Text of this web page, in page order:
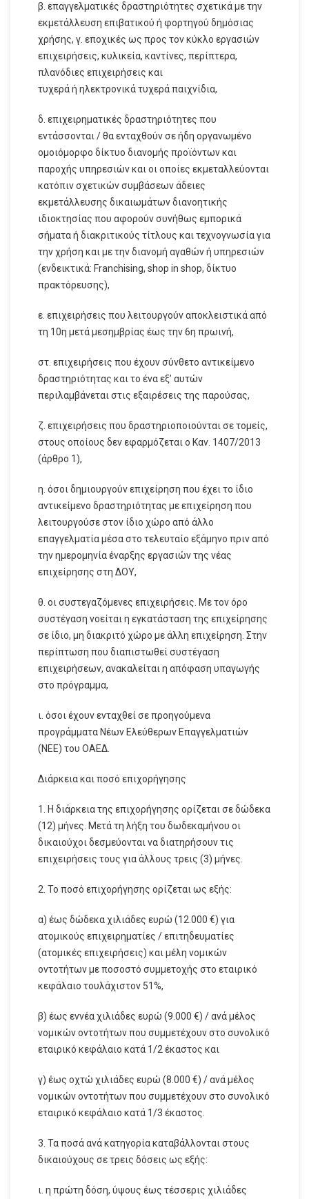
β. επαγγελματικές δραστηριότητες σχετικά με την
εκμετάλλευση επιβατικού ή φορτηγού δημόσιας
χρήσης, γ. εποχικές ως προς τον κύκλο εργασιών
επιχειρήσεις, κυλικεία, καντίνες, περίπτερα,
πλανόδιες επιχειρήσεις και
τυχερά ή ηλεκτρονικά τυχερά παιχνίδια,
δ. επιχειρηματικές δραστηριότητες που
εντάσσονται / θα ενταχθούν σε ήδη οργανωμένο
ομοιόμορφο δίκτυο διανομής προϊόντων και
παροχής υπηρεσιών και οι οποίες εκμεταλλεύονται
κατόπιν σχετικών συμβάσεων άδειες
εκμετάλλευσης δικαιωμάτων διανοητικής
ιδιοκτησίας που αφορούν συνήθως εμπορικά
σήματα ή διακριτικούς τίτλους και τεχνογνωσία για
την χρήση και με την διανομή αγαθών ή υπηρεσιών
(ενδεικτικά: Franchising, shop in shop, δίκτυο
πρακτόρευσης),
ε. επιχειρήσεις που λειτουργούν αποκλειστικά από
τη 10η μετά μεσημβρίας έως την 6η πρωινή,
στ. επιχειρήσεις που έχουν σύνθετο αντικείμενο
δραστηριότητας και το ένα εξ’ αυτών
περιλαμβάνεται στις εξαιρέσεις της παρούσας,
ζ. επιχειρήσεις που δραστηριοποιούνται σε τομείς,
στους οποίους δεν εφαρμόζεται ο Καν. 1407/2013
(άρθρο 1),
η. όσοι δημιουργούν επιχείρηση που έχει το ίδιο
αντικείμενο δραστηριότητας με επιχείρηση που
λειτουργούσε στον ίδιο χώρο από άλλο
επαγγελματία μέσα στο τελευταίο εξάμηνο πριν από
την ημερομηνία έναρξης εργασιών της νέας
επιχείρησης στη ΔOΥ,
θ. οι συστεγαζόμενες επιχειρήσεις. Με τον όρο
συστέγαση νοείται η εγκατάσταση της επιχείρησης
σε ίδιο, μη διακριτό χώρο με άλλη επιχείρηση. Στην
περίπτωση που διαπιστωθεί συστέγαση
επιχειρήσεων, ανακαλείται η απόφαση υπαγωγής
στο πρόγραμμα,
ι. όσοι έχουν ενταχθεί σε προηγούμενα
προγράμματα Νέων Ελεύθερων Επαγγελματιών
(ΝΕΕ) του ΟΑΕΔ.
Διάρκεια και ποσό επιχορήγησης
1. Η διάρκεια της επιχορήγησης ορίζεται σε δώδεκα
(12) μήνες. Μετά τη λήξη του δωδεκαμήνου οι
δικαιούχοι δεσμεύονται να διατηρήσουν τις
επιχειρήσεις τους για άλλους τρεις (3) μήνες.
2. Το ποσό επιχορήγησης ορίζεται ως εξής:
α) έως δώδεκα χιλιάδες ευρώ (12.000 €) για
ατομικούς επιχειρηματίες / επιτηδευματίες
(ατομικές επιχειρήσεις) και μέλη νομικών
οντοτήτων με ποσοστό συμμετοχής στο εταιρικό
κεφάλαιο τουλάχιστον 51%,
β) έως εννέα χιλιάδες ευρώ (9.000 €) / ανά μέλος
νομικών οντοτήτων που συμμετέχουν στο συνολικό
εταιρικό κεφάλαιο κατά 1/2 έκαστος και
γ) έως οχτώ χιλιάδες ευρώ (8.000 €) / ανά μέλος
νομικών οντοτήτων που συμμετέχουν στο συνολικό
εταιρικό κεφάλαιο κατά 1/3 έκαστος.
3. Τα ποσά ανά κατηγορία καταβάλλονται στους
δικαιούχους σε τρεις δόσεις ως εξής:
ι. η πρώτη δόση, ύψους έως τέσσερις χιλιάδες